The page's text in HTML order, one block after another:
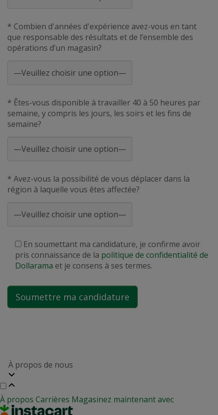
* Combien d'années d'expérience avez-vous en tant
que responsable des résultats et de l’ensemble des
opérations d’un magasin?
* Êtes-vous disponible à travailler 40 à 50 heures par
semaine, y compris les jours, les soirs et les fins de
semaine?
* Avez-vous la possibilité de vous déplacer dans la
région à laquelle vous êtes affectée?
En soumettant ma candidature, je confirme avoir
pris connaissance de la politique de confidentialité de
Dollarama et je consens à ses termes.
À propos de nous
À propos Carrières Magasinez maintenant avec